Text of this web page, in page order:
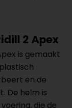
2 Apex
is gemaakt
en de
De helm is
die de